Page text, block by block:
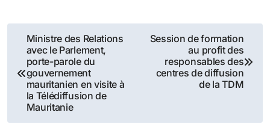
Navigation
de
l’article
Ministre des Relations
avec le Parlement,
porte-parole du
gouvernement
mauritanien en visite à
la Télédiffusion de
Mauritanie
Session de formation
au profit des
responsables des
centres de diffusion
de la TDM